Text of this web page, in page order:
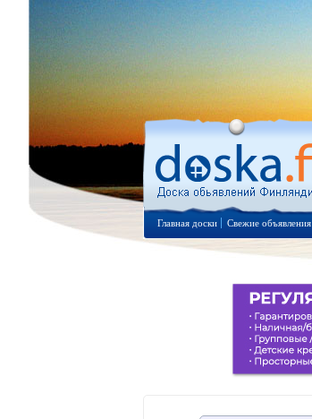
Главная доски Свежие объявления